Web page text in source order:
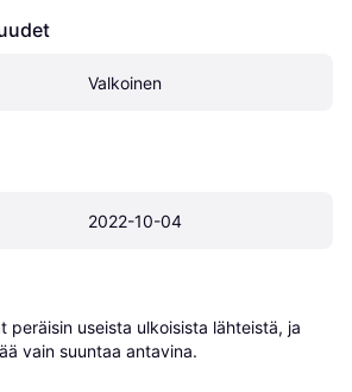
Valkoinen
2022-10-04
peräisin useista ulkoisista lähteistä, ja
vain suuntaa antavina.